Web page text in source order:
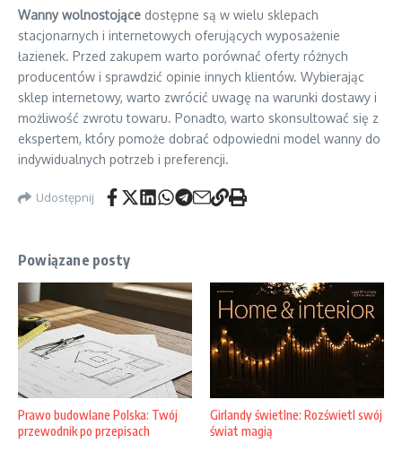
Wanny wolnostojące dostępne są w wielu sklepach
stacjonarnych i internetowych oferujących wyposażenie
łazienek. Przed zakupem warto porównać oferty różnych
producentów i sprawdzić opinie innych klientów. Wybierając
sklep internetowy, warto zwrócić uwagę na warunki dostawy i
możliwość zwrotu towaru. Ponadto, warto skonsultować się z
ekspertem, który pomoże dobrać odpowiedni model wanny do
indywidualnych potrzeb i preferencji.
Udostępnij
Powiązane posty
Prawo budowlane Polska: Twój
przewodnik po przepisach
Girlandy świetlne: Rozświetl swój
świat magią